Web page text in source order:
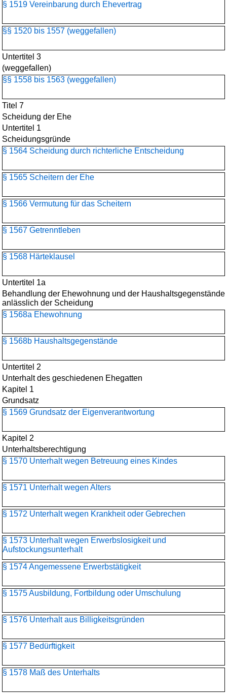
§ 1519 Vereinbarung durch Ehevertrag
§§ 1520 bis 1557 (weggefallen)
Untertitel 3
(weggefallen)
§§ 1558 bis 1563 (weggefallen)
Titel 7
Scheidung der Ehe
Untertitel 1
Scheidungsgründe
§ 1564 Scheidung durch richterliche Entscheidung
§ 1565 Scheitern der Ehe
§ 1566 Vermutung für das Scheitern
§ 1567 Getrenntleben
§ 1568 Härteklausel
Untertitel 1a
Behandlung der Ehewohnung und der Haushaltsgegenstände
anlässlich der Scheidung
§ 1568a Ehewohnung
§ 1568b Haushaltsgegenstände
Untertitel 2
Unterhalt des geschiedenen Ehegatten
Kapitel 1
Grundsatz
§ 1569 Grundsatz der Eigenverantwortung
Kapitel 2
Unterhaltsberechtigung
§ 1570 Unterhalt wegen Betreuung eines Kindes
§ 1571 Unterhalt wegen Alters
§ 1572 Unterhalt wegen Krankheit oder Gebrechen
§ 1573 Unterhalt wegen Erwerbslosigkeit und
Aufstockungsunterhalt
§ 1574 Angemessene Erwerbstätigkeit
§ 1575 Ausbildung, Fortbildung oder Umschulung
§ 1576 Unterhalt aus Billigkeitsgründen
§ 1577 Bedürftigkeit
§ 1578 Maß des Unterhalts